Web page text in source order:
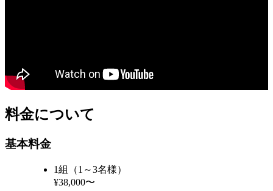
料金について
基本料金
1組（1～3名様）
¥38,000〜